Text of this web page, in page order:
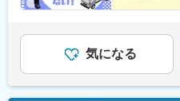
古木駅、三河安城駅、萩原
向ケ丘駅、三河一宮駅、竹
の宮駅、本郷駅(愛知県)、
ケ浦駅、六軒駅(三重県)、
気になる